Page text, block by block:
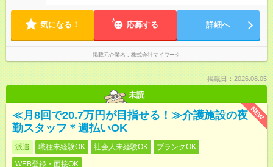
気になる！ 応募する 詳細へ
掲載元企業名 株式会社マイワーク
掲載日：2026.08.05
未読
NEW
≪月8回で20.7万円が目指せる！≫介護施設の夜
勤スタッフ＊週払いOK
派遣 職種未経験OK 社会人未経験OK
ブランクOK
WEB登録・面接OK